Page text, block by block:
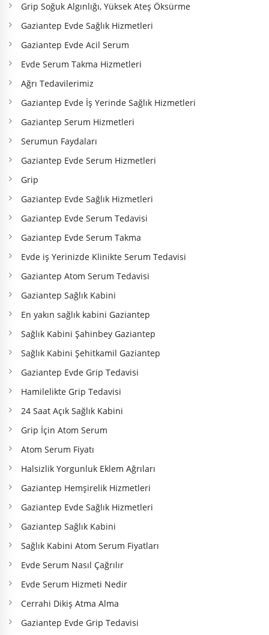
Grip Soğuk Algınlığı, Yüksek Ateş Öksürme
Gaziantep Evde Sağlık Hizmetleri
Gaziantep Evde Acil Serum
Evde Serum Takma Hizmetleri
Ağrı Tedavilerimiz
Gaziantep Evde İş Yerinde Sağlık Hizmetleri
Gaziantep Serum Hizmetleri
Serumun Faydaları
Gaziantep Evde Serum Hizmetleri
Grip
Gaziantep Evde Sağlık Hizmetleri
Gaziantep Evde Serum Tedavisi
Gaziantep Evde Serum Takma
Evde iş Yerinizde Klinikte Serum Tedavisi
Gaziantep Atom Serum Tedavisi
Gaziantep Sağlık Kabini
En yakın sağlık kabini Gaziantep
Sağlık Kabini Şahinbey Gaziantep
Sağlık Kabini Şehitkamil Gaziantep
Gaziantep Evde Grip Tedavisi
Hamilelikte Grip Tedavisi
24 Saat Açık Sağlık Kabini
Grip İçin Atom Serum
Atom Serum Fiyatı
Halsizlik Yorgunluk Eklem Ağrıları
Gaziantep Hemşirelik Hizmetleri
Gaziantep Evde Sağlık Hizmetleri
Gaziantep Sağlık Kabini
Sağlık Kabini Atom Serum Fiyatları
Evde Serum Nasıl Çağrılır
Evde Serum Hizmeti Nedir
Cerrahi Dikiş Atma Alma
Gaziantep Evde Grip Tedavisi